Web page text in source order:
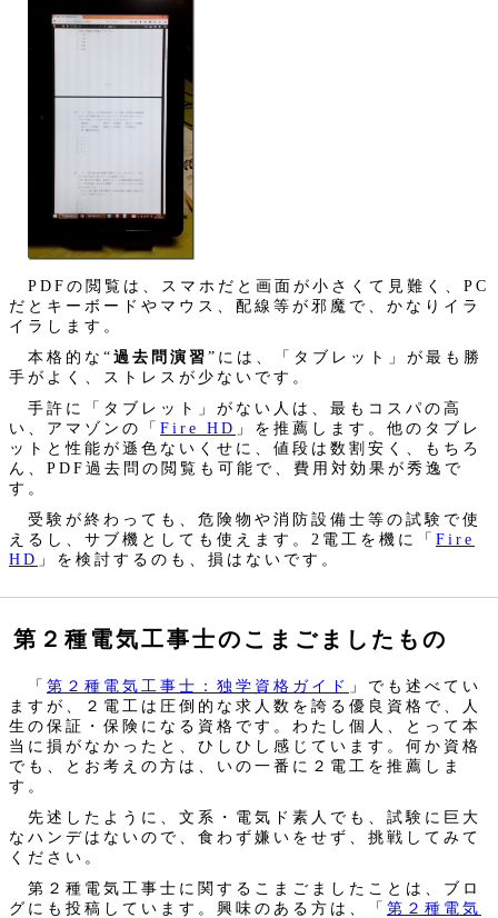
PDFの閲覧は、スマホだと画面が小さくて見難く、PC
だとキーボードやマウス、配線等が邪魔で、かなりイラ
イラします。
本格的な“過去問演習”には、「タブレット」が最も勝
手がよく、ストレスが少ないです。
手許に「タブレット」がない人は、最もコスパの高
い、アマゾンの「 Fire HD 」を推薦します。他のタブレ
ットと性能が遜色ないくせに、値段は数割安く、もちろ
ん、PDF過去問の閲覧も可能で、費用対効果が秀逸で
す。
受験が終わっても、危険物や消防設備士等の試験で使
えるし、サブ機としても使えます。2電工を機に「 Fire
HD 」を検討するのも、損はないです。
第２種電気工事士のこまごましたもの
「 第２種電気工事士：独学資格ガイド
」でも述べてい
ますが、２電工は圧倒的な求人数を誇る優良資格で、人
生の保証・保険になる資格です。わたし個人、とって本
当に損がなかったと、ひしひし感じています。何か資格
でも、とお考えの方は、いの一番に２電工を推薦しま
す。
先述したように、文系・電気ド素人でも、試験に巨大
なハンデはないので、食わず嫌いをせず、挑戦してみて
ください。
第２種電気工事士に関するこまごましたことは、ブロ
グにも投稿しています。興味のある方は、「 第２種電気